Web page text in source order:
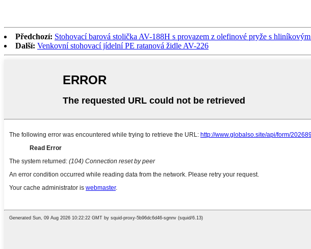
Předchozí: Stohovací barová stolička AV-188H s provazem z olefinové pryže s
Další: Venkovní stohovací jídelní PE ratanová židle AV-226